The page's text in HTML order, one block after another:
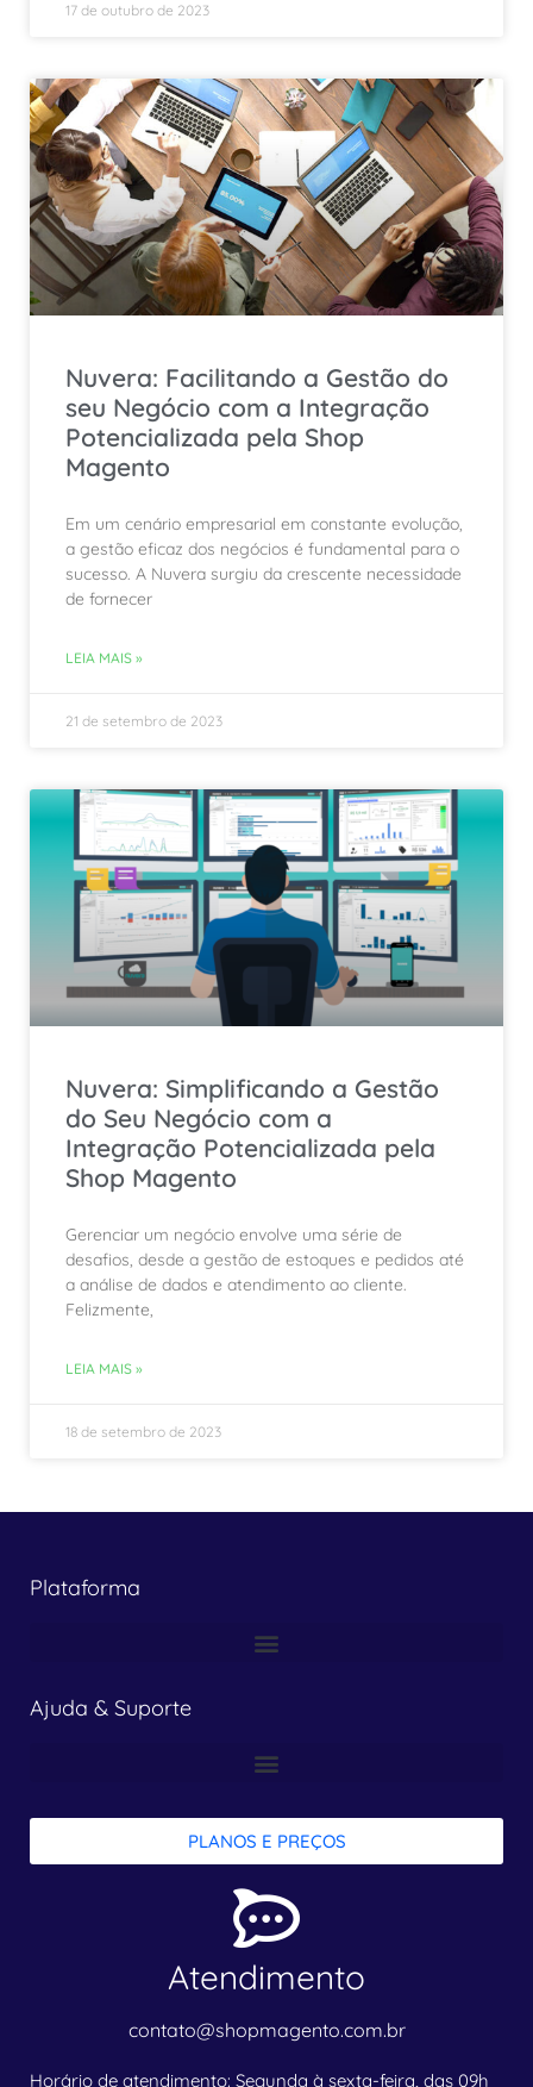
17 de outubro de 2023
Nuvera: Facilitando a Gestão do
seu Negócio com a Integração
Potencializada pela Shop
Magento
Em um cenário empresarial em constante evolução,
a gestão eficaz dos negócios é fundamental para o
sucesso. A Nuvera surgiu da crescente necessidade
de fornecer
LEIA MAIS »
21 de setembro de 2023
Nuvera: Simplificando a Gestão
do Seu Negócio com a
Integração Potencializada pela
Shop Magento
Gerenciar um negócio envolve uma série de
desafios, desde a gestão de estoques e pedidos até
a análise de dados e atendimento ao cliente.
Felizmente,
LEIA MAIS »
18 de setembro de 2023
Plataforma
Ajuda & Suporte
PLANOS E PREÇOS
Atendimento
contato@shopmagento.com.br
Horário de atendimento: Segunda à sexta-feira, das 09h